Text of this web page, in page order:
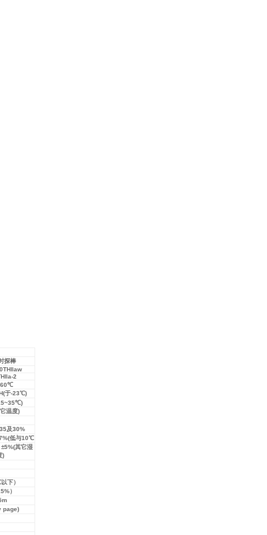
探棒
2
于-23℃)
温度)
及30%
低与10℃
其它湿
)
下）
）
page)